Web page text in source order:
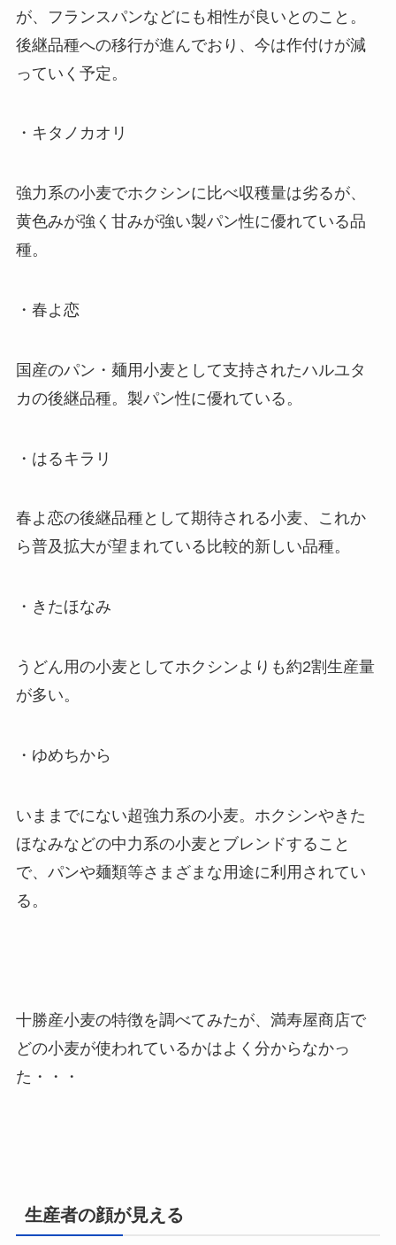
が、フランスパンなどにも相性が良いとのこと。
後継品種への移行が進んでおり、今は作付けが減
っていく予定。
・キタノカオリ
強力系の小麦でホクシンに比べ収穫量は劣るが、
黄色みが強く甘みが強い製パン性に優れている品
種。
・春よ恋
国産のパン・麺用小麦として支持されたハルユタ
カの後継品種。製パン性に優れている。
・はるキラリ
春よ恋の後継品種として期待される小麦、これか
ら普及拡大が望まれている比較的新しい品種。
・きたほなみ
うどん用の小麦としてホクシンよりも約2割生産量
が多い。
・ゆめちから
いままでにない超強力系の小麦。ホクシンやきた
ほなみなどの中力系の小麦とブレンドすること
で、パンや麺類等さまざまな用途に利用されてい
る。
十勝産小麦の特徴を調べてみたが、満寿屋商店で
どの小麦が使われているかはよく分からなかっ
た・・・
生産者の顔が見える